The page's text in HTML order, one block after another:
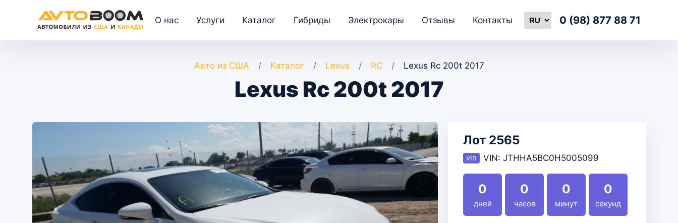
О нас Услуги Каталог Гибриды Электрокары Отзывы Контакты 0 (98) 877 88 71
Авто из США Каталог Lexus RC Lexus Rc 200t 2017
Lexus Rc 200t 2017
Лот 2565
VIN: JTHHA5BC0H5005099
0
дней
0
часов
0
минут
0
секунд